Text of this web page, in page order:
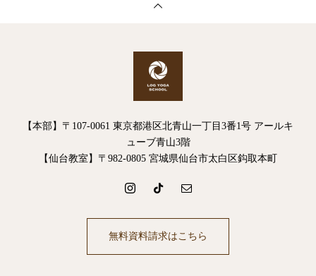
【本部】〒107-0061 東京都港区北青山一丁目3番1号 アールキ
ューブ青山3階
【仙台教室】〒982-0805 宮城県仙台市太白区鈎取本町
無料資料請求はこちら